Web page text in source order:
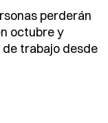
perderán
octubre y
de trabajo desde